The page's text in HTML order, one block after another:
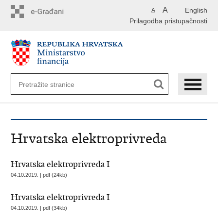
English
A A
Prilagodba pristupačnosti
Hrvatska elektroprivreda
Hrvatska elektroprivreda I
04.10.2019. | pdf (24kb)
Hrvatska elektroprivreda I
04.10.2019. | pdf (34kb)